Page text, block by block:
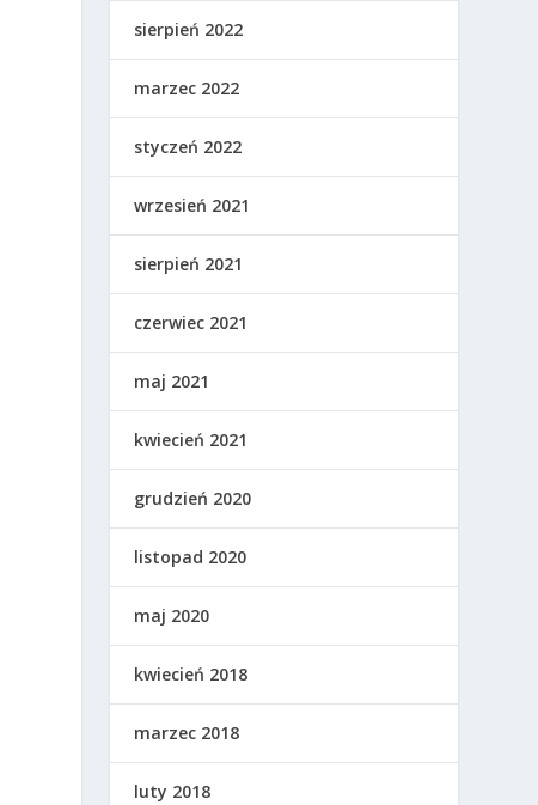
sierpień 2022
marzec 2022
styczeń 2022
wrzesień 2021
sierpień 2021
czerwiec 2021
maj 2021
kwiecień 2021
grudzień 2020
listopad 2020
maj 2020
kwiecień 2018
marzec 2018
luty 2018